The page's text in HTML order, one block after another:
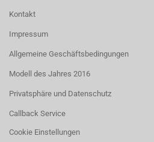
Kontakt
Impressum
Allgemeine Geschäftsbedingungen
Modell des Jahres 2016
Privatsphäre und Datenschutz
Callback Service
Cookie Einstellungen